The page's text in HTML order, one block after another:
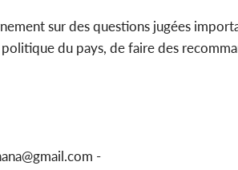
sur des questions jugées
du pays, de faire des
-